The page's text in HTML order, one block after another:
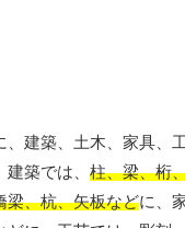
、建築、土木、家具、
築では、 柱、梁、桁
梁、杭、矢板などに、